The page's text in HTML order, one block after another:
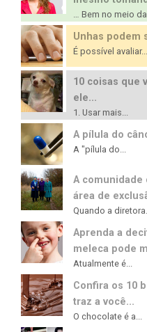
… Bem no meio
Unhas podem
É possível avaliar...
10 coisas que
ele...
1. Usar mais...
A pílula do
A "pílula do...
A comunidade
área de
Quando a
Aprenda a
meleca pode
Atualmente é...
Confira os 10
traz a você...
O chocolate é a...